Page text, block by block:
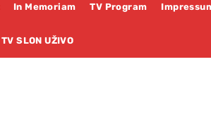
In Memoriam TV Program
TV SLON UŽIVO